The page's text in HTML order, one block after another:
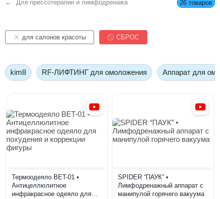
Для прессотерапии и лимфодренажа 26 товаров
для салонов красоты СБРОС
kim8 RF-ЛИФТИНГ для омоложения Аппарат для
Термоодеяло BET-01 •
Антицеллюлитное
инфракрасное одеяло для
SPIDER “ПАУК” •
Лимфодренажный аппарат с
манипулой горячего вакуума